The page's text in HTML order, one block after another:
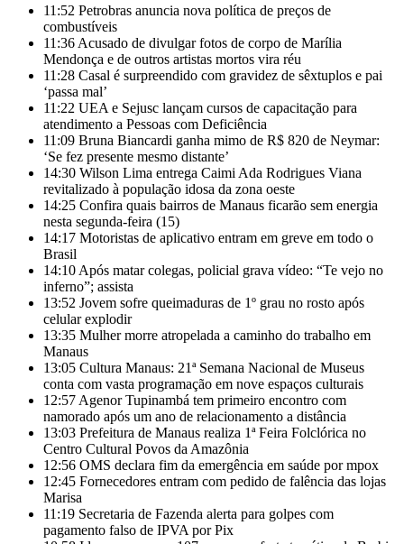
11:52 Petrobras anuncia nova política de preços de
combustíveis
11:36 Acusado de divulgar fotos de corpo de Marília
Mendonça e de outros artistas mortos vira réu
11:28 Casal é surpreendido com gravidez de sêxtuplos e pai
‘passa mal’
11:22 UEA e Sejusc lançam cursos de capacitação para
atendimento a Pessoas com Deficiência
11:09 Bruna Biancardi ganha mimo de R$ 820 de Neymar:
‘Se fez presente mesmo distante’
14:30 Wilson Lima entrega Caimi Ada Rodrigues Viana
revitalizado à população idosa da zona oeste
14:25 Confira quais bairros de Manaus ficarão sem energia
nesta segunda-feira (15)
14:17 Motoristas de aplicativo entram em greve em todo o
Brasil
14:10 Após matar colegas, policial grava vídeo: “Te vejo no
inferno”; assista
13:52 Jovem sofre queimaduras de 1º grau no rosto após
celular explodir
13:35 Mulher morre atropelada a caminho do trabalho em
Manaus
13:05 Cultura Manaus: 21ª Semana Nacional de Museus
conta com vasta programação em nove espaços culturais
12:57 Agenor Tupinambá tem primeiro encontro com
namorado após um ano de relacionamento a distância
13:03 Prefeitura de Manaus realiza 1ª Feira Folclórica no
Centro Cultural Povos da Amazônia
12:56 OMS declara fim da emergência em saúde por mpox
12:45 Fornecedores entram com pedido de falência das lojas
Marisa
11:19 Secretaria de Fazenda alerta para golpes com
pagamento falso de IPVA por Pix